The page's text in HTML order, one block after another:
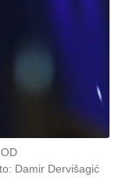
Damir Dervišagić